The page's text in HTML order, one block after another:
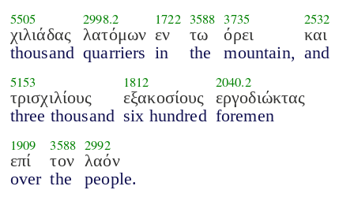
5505
χιλιάδας
thousand
2998.2
λατόμων
quarriers
1722
εν
in
3588
τω
the
3735
όρει
mountain,
2532
και
and
5153
τρισχιλίους
three thousand
1812
εξακοσίους
six hundred
2040.2
εργοδιώκτας
foremen
1909
επί
over
3588
τον
the
2992
λαόν
people.